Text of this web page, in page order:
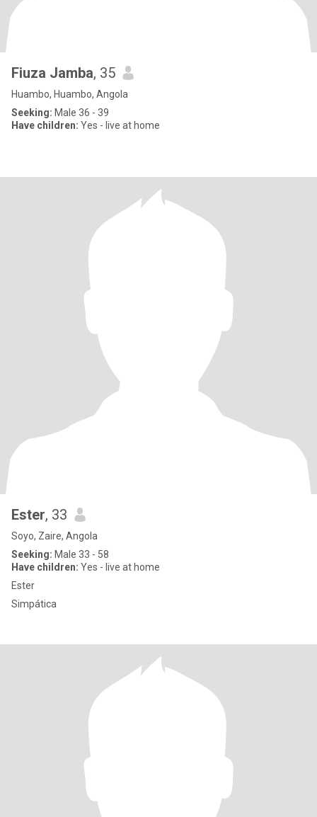
Fiuza Jamba, 35
Huambo, Huambo, Angola
Seeking: Male 36 - 39
Have children: Yes - live at home
Ester, 33
Soyo, Zaire, Angola
Seeking: Male 33 - 58
Have children: Yes - live at home
Ester
Simpática